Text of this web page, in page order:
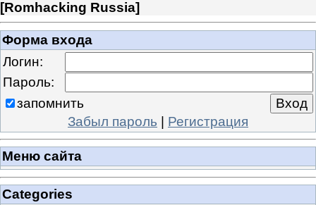
[Romhacking Russia]
Форма входа
Логин:
Пароль:
запомнить
Забыл пароль | Регистрация
Меню сайта
Categories